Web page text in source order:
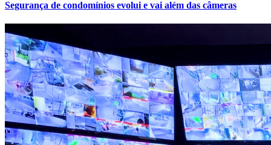
5
Concursos Polícia Militar 2026: mais de 15 mil oportunidades